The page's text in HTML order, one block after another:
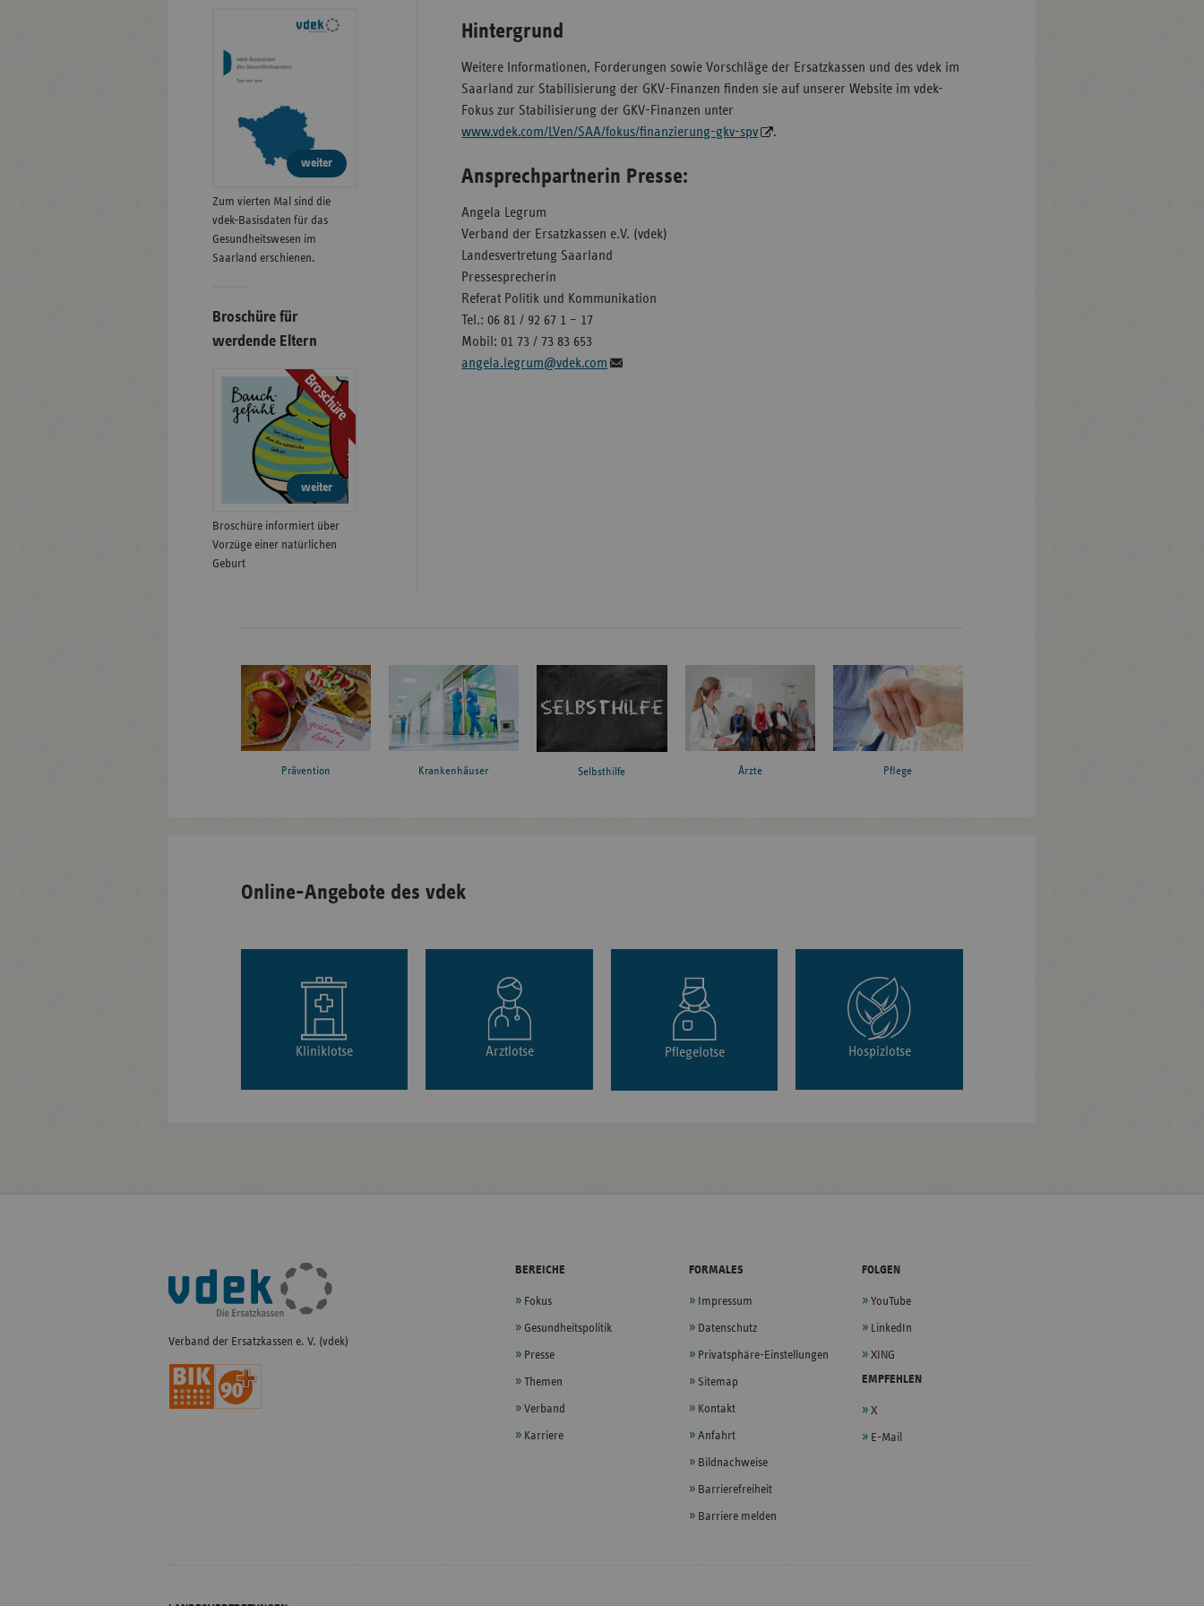
Hintergrund
Weitere Informationen, Forderungen sowie Vorschläge der Ersatzkassen und des vdek im
Saarland zur Stabilisierung der GKV-Finanzen finden sie auf unserer Website im vdek-
Fokus zur Stabilisierung der GKV-Finanzen unter
www.vdek.com/LVen/SAA/fokus/finanzierung-gkv-spv
.
Ansprechpartnerin Presse:
Angela Legrum
Verband der Ersatzkassen e.V. (vdek)
Landesvertretung Saarland
Pressesprecherin
Referat Politik und Kommunikation
Tel.: 06 81 / 92 67 1 – 17
Mobil: 01 73 / 73 83 653
angela.legrum@vdek.com
weiter
Zum vierten Mal sind die
vdek-Basisdaten für das
Gesundheitswesen im
Saarland erschienen.
Broschüre für
werdende Eltern
Broschüre
weiter
Broschüre informiert über
Vorzüge einer natürlichen
Geburt
Prävention Krankenhäuser Selbsthilfe Ärzte Pflege
Online-Angebote des vdek
Kliniklotse Arztlotse Pflegelotse Hospizlotse
Fußleisten-
Navigation
Verband der Ersatzkassen e. V. (vdek)
BEREICHE
Fokus
Gesundheitspolitik
Presse
Themen
Verband
Karriere
FORMALES
Impressum
Datenschutz
Privatsphäre-Einstellungen
Sitemap
Kontakt
Anfahrt
Bildnachweise
Barrierefreiheit
Barriere melden
FOLGEN
YouTube
LinkedIn
XING
EMPFEHLEN
X
E-Mail